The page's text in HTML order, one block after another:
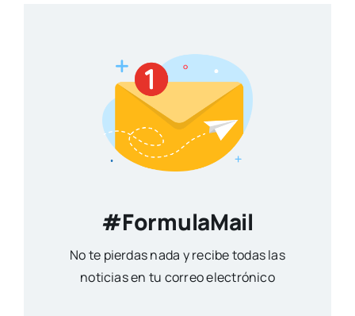
#FormulaMail
No te pierdas nada y recibe todas las
noticias en tu correo electrónico